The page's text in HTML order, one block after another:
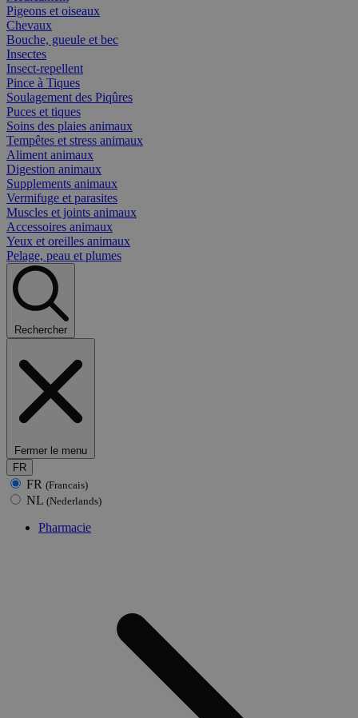
Pigeons et oiseaux
Chevaux
Bouche, gueule et bec
Insectes
Insect-repellent
Pince à Tiques
Soulagement des Piqûres
Puces et tiques
Soins des plaies animaux
Tempêtes et stress animaux
Aliment animaux
Digestion animaux
Supplements animaux
Vermifuge et parasites
Muscles et joints animaux
Accessoires animaux
Yeux et oreilles animaux
Pelage, peau et plumes
Rechercher
Fermer le menu
FR
FR (Francais)
NL (Nederlands)
Pharmacie